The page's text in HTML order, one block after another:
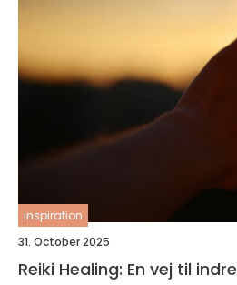
inspiration
31. October 2025
Reiki Healing: En vej til